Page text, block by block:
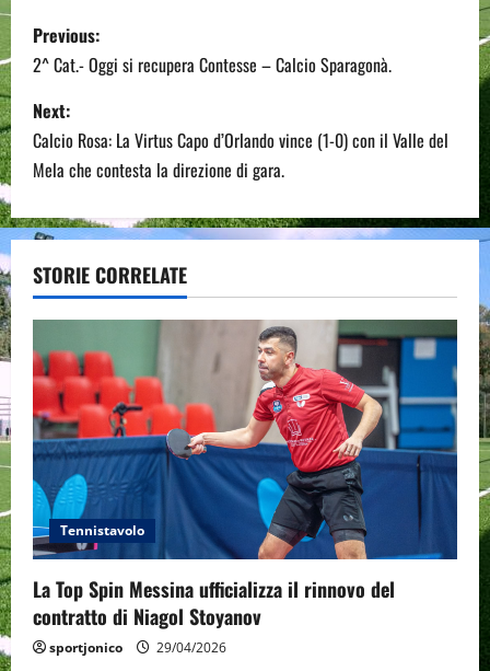
P
o
s
t
n
a
v
i
g
a
t
i
o
n
Previous:
2^ Cat.- Oggi si recupera Contesse – Calcio Sparagonà.
Next:
Calcio Rosa: La Virtus Capo d’Orlando vince (1-0) con il Valle del
Mela che contesta la direzione di gara.
STORIE CORRELATE
Tennistavolo
La Top Spin Messina ufficializza il rinnovo del
contratto di Niagol Stoyanov
sportjonico 29/04/2026